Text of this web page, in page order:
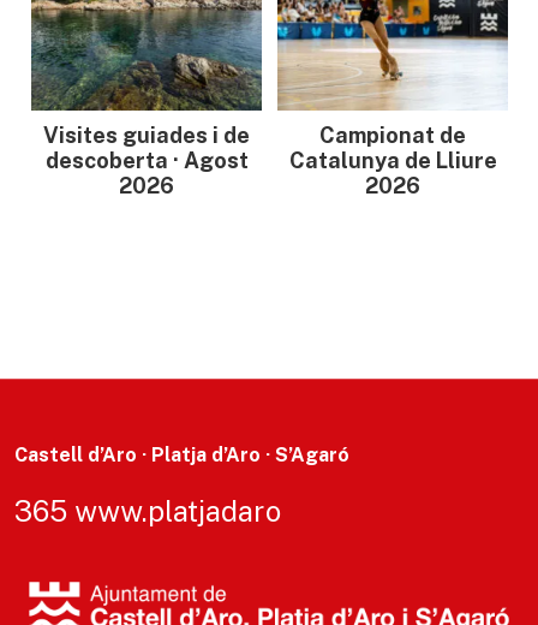
Visites guiades i de
descoberta · Agost
2026
Campionat de
Catalunya de Lliure
2026
Castell d’Aro · Platja d’Aro · S’Agaró
365 www.platjadaro